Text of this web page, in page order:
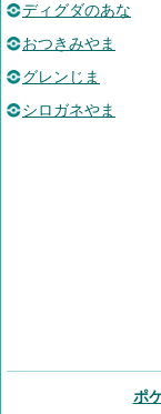
ディグダのあな
おつきみやま
グレンじま
シロガネやま
ポ